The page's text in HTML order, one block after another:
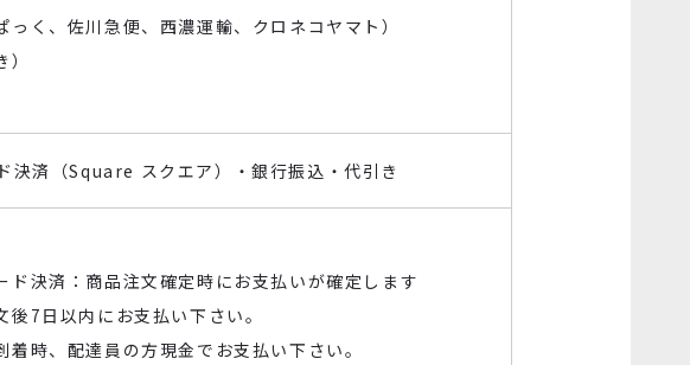
っく、佐川急便、西濃運輸、クロネコヤマト）
決済（Square スクエア）・銀行振込・代引き
ド決済：商品注文確定時にお支払いが確定します
後7日以内にお支払い下さい。
着時、配達員の方現金でお支払い下さい。